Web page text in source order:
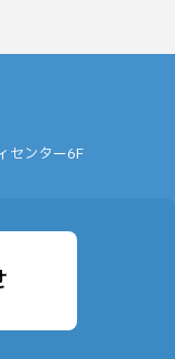
センター6F